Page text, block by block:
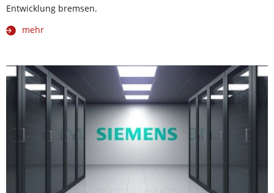
Entwicklung bremsen.
mehr